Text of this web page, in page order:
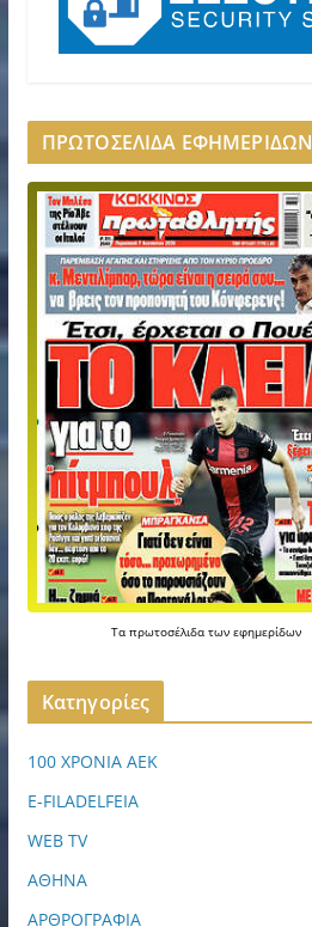
ΠΡΩΤΟΣΕΛΙΔΑ ΕΦΗΜΕΡΙΔΩΝ
Ταπρωτοσέλιδατωνεφημερίδων
Kατηγορίες
100 ΧΡΟΝΙΑ ΑΕΚ
E-FILADELFEIA
WEB TV
ΑΘΗΝΑ
ΑΡΘΡΟΓΡΑΦΙΑ